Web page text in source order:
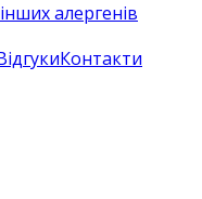
алергенів
Контакти